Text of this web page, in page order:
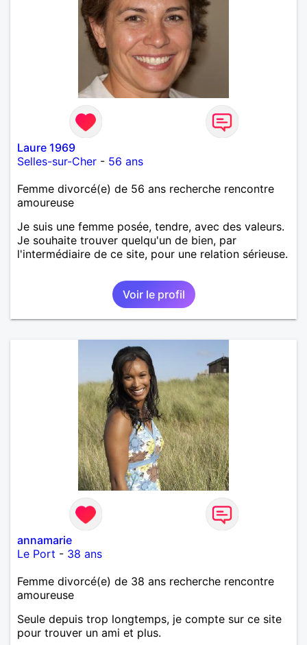
Laure 1969
Selles-sur-Cher - 56 ans
Femme divorcé(e) de 56 ans recherche rencontre
amoureuse
Je suis une femme posée, tendre, avec des valeurs.
Je souhaite trouver quelqu'un de bien, par
l'intermédiaire de ce site, pour une relation sérieuse.
Voir le profil
annamarie
Le Port - 38 ans
Femme divorcé(e) de 38 ans recherche rencontre
amoureuse
Seule depuis trop longtemps, je compte sur ce site
pour trouver un ami et plus.